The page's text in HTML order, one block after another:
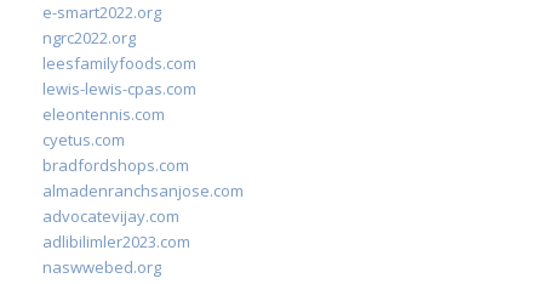
e-smart2022.org
ngrc2022.org
leesfamilyfoods.com
lewis-lewis-cpas.com
eleontennis.com
cyetus.com
bradfordshops.com
almadenranchsanjose.com
advocatevijay.com
adlibilimler2023.com
naswwebed.org